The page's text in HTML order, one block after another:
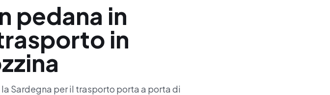
pedana in
in
Sardegna per il trasporto porta a porta di